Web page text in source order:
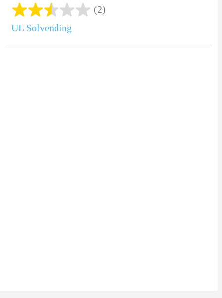
(2)
UL Solvending